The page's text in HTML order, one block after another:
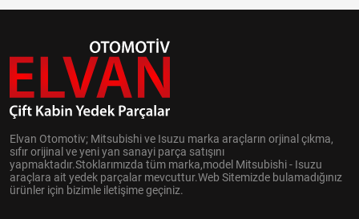
Elvan Otomotiv; Mitsubishi ve Isuzu marka araçların orjinal çıkma,
sıfır orijinal ve yeni yan sanayi parça satışını
yapmaktadır.Stoklarımızda tüm marka,model Mitsubishi - Isuzu
araçlara ait yedek parçalar mevcuttur.Web Sitemizde bulamadığınız
ürünler için bizimle iletişime geçiniz.